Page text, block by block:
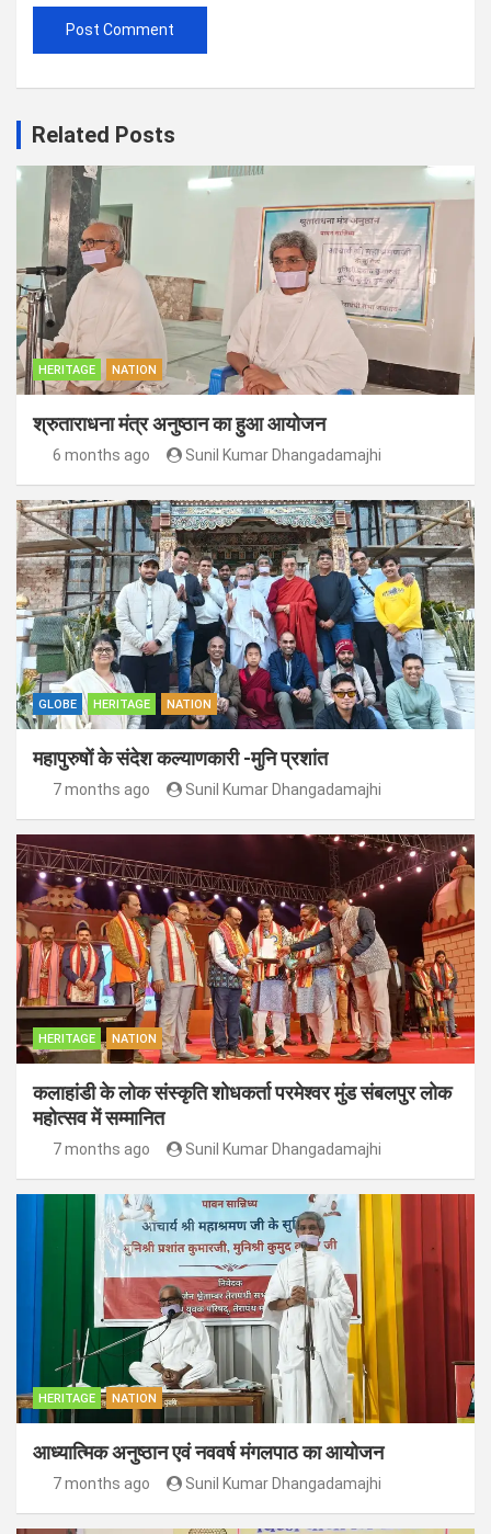
Related Posts
HERITAGE NATION
श्रुताराधना मंत्र अनुष्ठान का हुआ आयोजन
6 months ago Sunil Kumar Dhangadamajhi
GLOBE HERITAGE NATION
महापुरुषों के संदेश कल्याणकारी -मुनि प्रशांत
7 months ago Sunil Kumar Dhangadamajhi
HERITAGE NATION
कलाहांडी के लोक संस्कृति शोधकर्ता परमेश्वर मुंड संबलपुर लोक
महोत्सव में सम्मानित
7 months ago Sunil Kumar Dhangadamajhi
HERITAGE NATION
आध्यात्मिक अनुष्ठान एवं नववर्ष मंगलपाठ का आयोजन
7 months ago Sunil Kumar Dhangadamajhi